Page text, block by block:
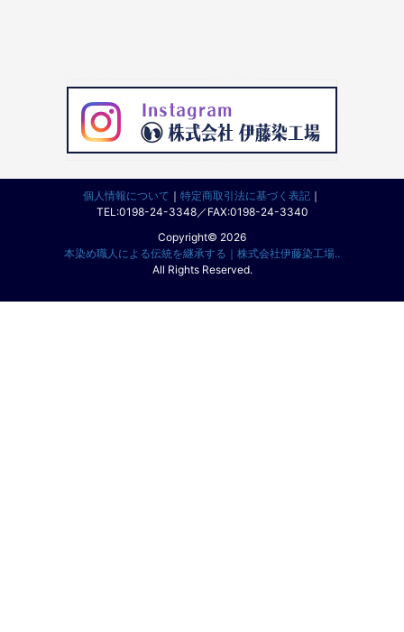
個人情報について ｜ 特定商取引法に基づく表記 ｜
TEL:0198-24-3348／FAX:0198-24-3340
Copyright© 2026
本染め職人による伝統を継承する｜株式会社伊藤染工場..
All Rights Reserved.